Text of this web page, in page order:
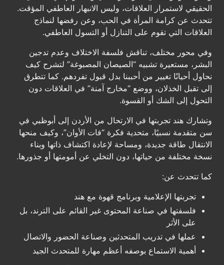
الحقيقي لاستمرار العلاقات، وليس الانبهار العاطفي المؤقت.
تتحدث عن كرامة المرأة في الحب، وعن رفضها لنماذج
العلاقات التي تقوم على التنازل أو التسول العاطفي.
وفي محور مختلف، تناقش فلسفة الاختلاف وعدم تدجين
البشر، مستعيرة تشبيه “الصيصان المصبوغة” لتشرح كيف
نحاول أحيانًا تغيير من أحببنا بدل قبول تفردهم. كما تتطرق
إلى تقبل الخذلان، ووضع “مخارج آمنة” في العلاقات دون
التحول إلى الشك أو القسوة.
وتشارك هند تجربتها في الارتحال من الأردن إلى أبوظبي في
سن متقدمة نسبيًا، متحدية فكرة “فات الأوان”، وكيف منحها
الانتقال طاقة جديدة، ومساحة لإعادة اكتشاف ذاتها وبناء
نسخة مختلفة من حياتها، دون التخلي عن أمومتها أو جذورها.
كما تتحدث عن:
تجربتها الإعلامية وبرنامج قهوة مع هند
فلسفتها في صناعة المحتوى غير القائم على الترند، بل
على الأثر
عملها في تدريب المتحدثين وصناعة الحضور والاتصال
أهمية الاستماع بوصفه أعظم مهارة للمتحدث الجيد